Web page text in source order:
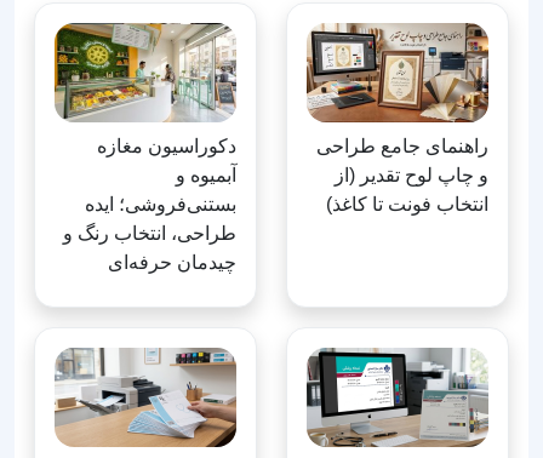
راهنمای جامع طراحی
و چاپ لوح تقدیر (از
انتخاب فونت تا کاغذ)
دکوراسیون مغازه
آبمیوه و
بستنی‌فروشی؛ ایده
طراحی، انتخاب رنگ و
چیدمان حرفه‌ای